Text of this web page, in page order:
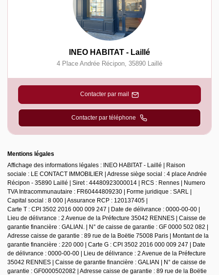
INEO HABITAT - Laillé
4 Place Andrée Récipon, 35890 Laillé
Contacter par mail
Contacter par téléphone
Mentions légales
Affichage des informations légales : INEO HABITAT - Laillé | Raison
sociale : LE CONTACT IMMOBILIER | Adresse siège social : 4 place Andrée
Récipon - 35890 Laillé | Siret : 44480923000014 | RCS : Rennes | Numero
TVA Intracommunautaire : FR60444809230 | Forme juridique : SARL |
Capital social : 8 000 | Assurance RCP : 120137405 |
Carte T : CPI 3502 2016 000 009 247 | Date de délivrance : 0000-00-00 |
Lieu de délivrance : 2 Avenue de la Préfecture 35042 RENNES | Caisse de
garantie financière : GALIAN. | N° de caisse de garantie : GF 0000 502 082 |
Adresse caisse de garantie : 89 rue de la Boëtie 75008 Paris | Montant de la
garantie financière : 220 000 | Carte G : CPI 3502 2016 000 009 247 | Date
de délivrance : 0000-00-00 | Lieu de délivrance : 2 Avenue de la Préfecture
35042 RENNES | Caisse de garantie financière : GALIAN | N° de caisse de
garantie : GF0000502082 | Adresse caisse de garantie : 89 rue de la Boëtie